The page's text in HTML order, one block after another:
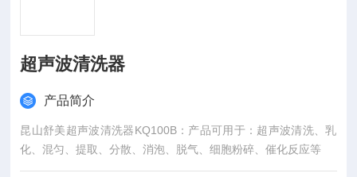
超声波清洗器
产品简介
昆山舒美超声波清洗器KQ100B：产品可用于：超声波清洗、乳
化、混匀、提取、分散、消泡、脱气、细胞粉碎、催化反应等